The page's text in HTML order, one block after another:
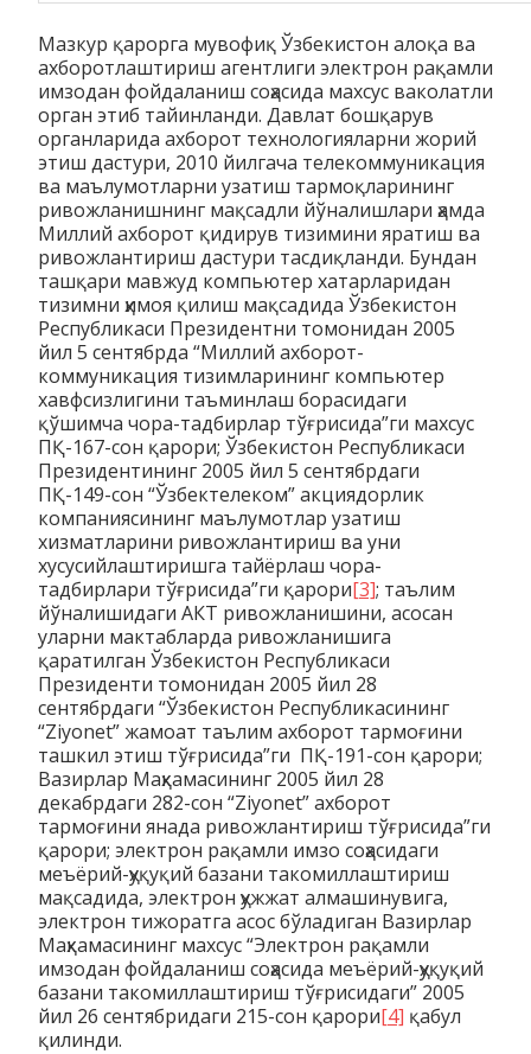
Мазкур қарорга мувофиқ Ўзбекистон алоқа ва
ахборотлаштириш агентлиги электрон рақамли
имзодан фойдаланиш соҳасида махсус ваколатли
орган этиб тайинланди. Давлат бошқарув
органларида ахборот технологияларни жорий
этиш дастури, 2010 йилгача телекоммуникация
ва маълумотларни узатиш тармоқларининг
ривожланишнинг мақсадли йўналишлари ҳамда
Миллий ахборот қидирув тизимини яратиш ва
ривожлантириш дастури тасдиқланди. Бундан
ташқари мавжуд компьютер хатарларидан
тизимни ҳимоя қилиш мақсадида Ўзбекистон
Республикаси Президентни томонидан 2005
йил 5 сентябрда “Миллий ахборот-
коммуникация тизимларининг компьютер
хавфсизлигини таъминлаш борасидаги
қўшимча чора-тадбирлар тўғрисида”ги махсус
ПҚ-167-сон қарори; Ўзбекистон Республикаси
Президентининг 2005 йил 5 сентябрдаги
ПҚ-149-сон “Ўзбектелеком” акциядорлик
компаниясининг маълумотлар узатиш
хизматларини ривожлантириш ва уни
хусусийлаштиришга тайёрлаш чора-
тадбирлари тўғрисида”ги қарори[3]; таълим
йўналишидаги АКТ ривожланишини, асосан
уларни мактабларда ривожланишига
қаратилган Ўзбекистон Республикаси
Президенти томонидан 2005 йил 28
сентябрдаги “Ўзбекистон Республикасининг
“Ziyonet” жамоат таълим ахборот тармоғини
ташкил этиш тўғрисида”ги ПҚ-191-сон қарори;
Вазирлар Маҳкамасининг 2005 йил 28
декабрдаги 282-сон “Ziyonet” ахборот
тармоғини янада ривожлантириш тўғрисида”ги
қарори; электрон рақамли имзо соҳасидаги
меъёрий-ҳуқуқий базани такомиллаштириш
мақсадида, электрон ҳужжат алмашинувига,
электрон тижоратга асос бўладиган Вазирлар
Маҳкамасининг махсус “Электрон рақамли
имзодан фойдаланиш соҳасида меъёрий-ҳуқуқий
базани такомиллаштириш тўғрисидаги” 2005
йил 26 сентябридаги 215-сон қарори[4] қабул
қилинди.